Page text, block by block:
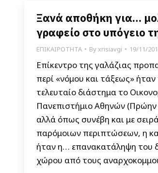
Ξανά αποθήκη για…
γραφείο στο υπόγειο
ΕΠΙΚΑΙΡΟΤΗΤΑ Byxrisiavgi 19/11/
Επίκεντρο της γαλάζιας
περί «νόμου και τάξεως» ήταν
τελευταίο διάστημα το
Πανεπιστήμιο Αθηνών
αλλά όπως συνέβη και με
παρόμοιων περιπτώσεων, η
ήταν η… επανακατάληψη του
χώρου από τους